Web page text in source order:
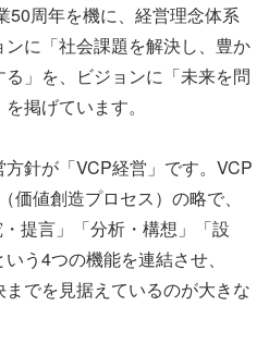
周年を機に、経営理念体系
に「社会課題を解決し、豊か
」を、ビジョンに「未来を問
掲げています。
針が「VCP経営」です。VCP
価値創造プロセス）の略で、
提言」「分析・構想」「設
う4つの機能を連結させ、
でを見据えているのが大きな